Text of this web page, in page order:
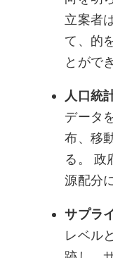
立案者
て、的
とがで
人口統
データ
布、移
る。 政
源配分
サプラ
レベル